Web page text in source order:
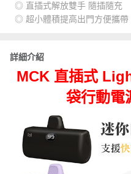
◎ 直插式解放雙手 隨插隨充
◎ 超小體積提高出門方便攜帶
詳細介紹
MCK 直插式
袋行動電